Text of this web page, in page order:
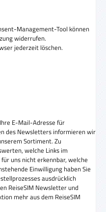
Management-Tool können
widerrufen.
jederzeit löschen.
E-Mail-Adresse für
des Newsletters informieren wir
Sortiment. Zu
welche Links im
uns nicht erkennbar, welche
Einwilligung haben Sie
ausdrücklich
ReiseSIM Newsletter und
mehr aus dem ReiseSIM